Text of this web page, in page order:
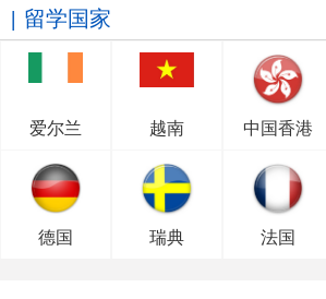
留学国家
爱尔兰 越南 中国香港
德国 瑞典 法国